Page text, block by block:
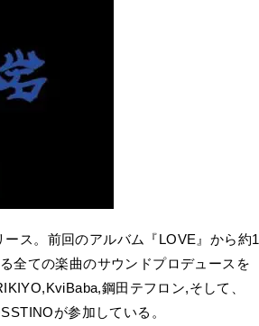
ス。前回のアルバム『LOVE』から約1
全ての楽曲のサウンドプロデュースを
鋼田テフロン,そして、
が参加している。